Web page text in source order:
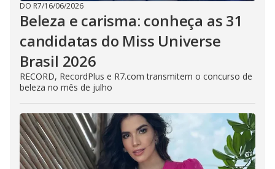
DO R7/16/06/2026
Beleza e carisma: conheça as 31
candidatas do Miss Universe
Brasil 2026
RECORD, RecordPlus e R7.com transmitem o concurso de
beleza no mês de julho